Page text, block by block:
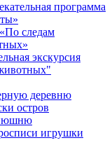
программа
следам
экскурсия
деревню
остров
игрушки